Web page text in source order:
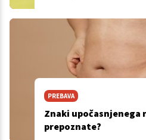
PREBAVA
Znaki upočasnjenega
prepoznate?